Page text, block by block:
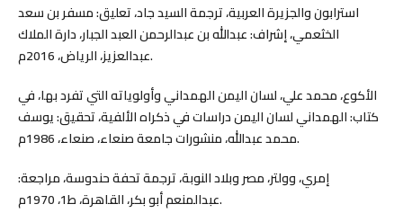
استرابون والجزيرة العربية، ترجمة السيد جاد، تعليق: مسفر بن سعد
الخثعمي، إشراف: عبدالله بن عبدالرحمن العبد الجبار، دارة الملاك
عبدالعزيز، الرياض، 2016م.
الأكوع، محمد علي، لسان اليمن الهمداني وأولوياته التي تفرد بها، في
كتاب: الهمداني لسان اليمن دراسات في ذكراه الألفية، تحقيق: يوسف
محمد عبدالله، منشورات جامعة صنعاء، صنعاء، 1986م.
إمري، وولتر، مصر وبلاد النوبة، ترجمة تحفة حندوسة، مراجعة:
عبدالمنعم أبو بكر، القاهرة، ط1، 1970م.